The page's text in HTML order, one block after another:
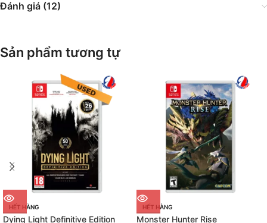
Đánh giá (12)
Sản phẩm tương tự
HẾT HÀNG
Dying Light Definitive Edition
HẾT HÀNG
Monster Hunter Rise